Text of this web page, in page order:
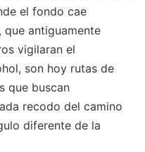
el fondo cae
que antiguamente
vigilaran el
son hoy rutas de
que buscan
recodo del camino
diferente de la